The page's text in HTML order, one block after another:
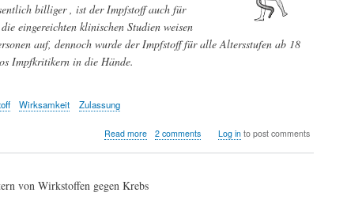
billiger , ist der Impfstoff auch für
eingereichten klinischen Studien weisen
auf, dennoch wurde der Impfstoff für alle Altersstufen ab 18
Impfkritikern in die Hände.
Wirksamkeit Zulassung
Read moreabout
für
2 comments Log into post comments
von Wirkstoffen gegen Krebs